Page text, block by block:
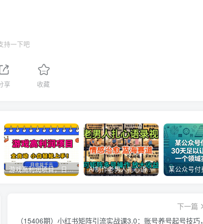
持一下吧
享 收藏
游戏高利润项目，日收益1k+，全自动，无需值守，解放双手，小白轻松上手【揭秘】 AI制作老男人扎心语录，5分钟一条，操作简单，流量非常大，保姆级教程
下一篇
（15406期）小红书矩阵引流实战课3.0：账号养号起号技巧，